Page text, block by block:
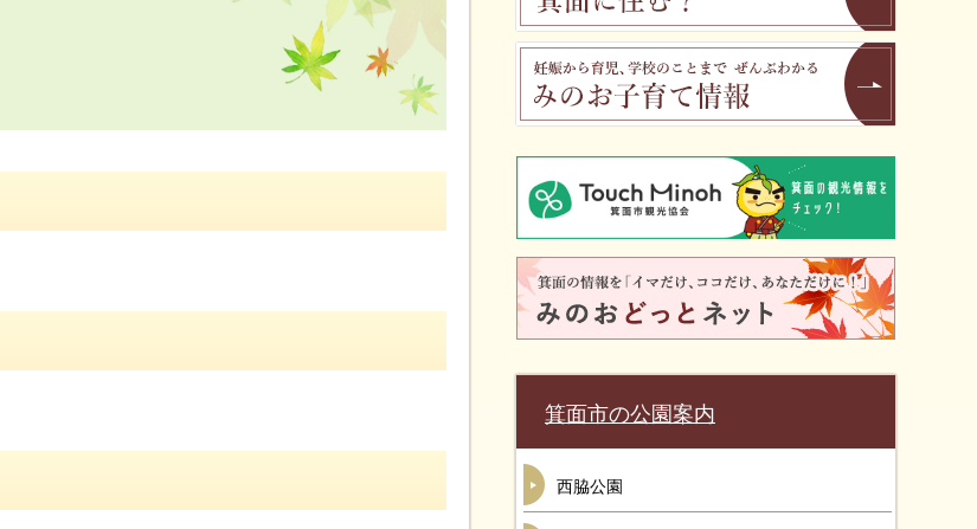
箕面市の公園案内
西脇公園